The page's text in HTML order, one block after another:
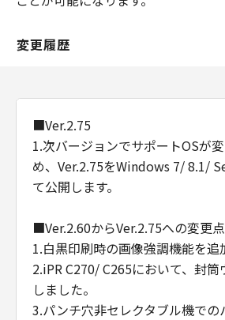
変更履歴
■Ver.2.75
1.次バージョンでサポートOSが
め、Ver.2.75をWindows 7/ 8.1/
て公開します。
■Ver.2.60からVer.2.75への変更点
1.白黒印刷時の画像強調機能を追
2.iPR C270/ C265において、封
しました。
3.パンチ穴非セレクタブル機での